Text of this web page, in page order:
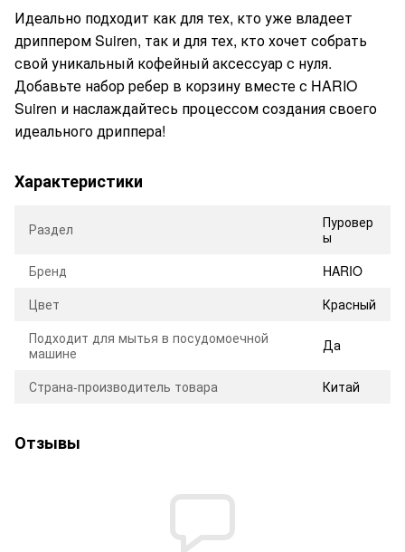
Идеально подходит как для тех, кто уже владеет
дриппером Suiren, так и для тех, кто хочет собрать
свой уникальный кофейный аксессуар с нуля.
Добавьте набор ребер в корзину вместе с HARIO
Suiren и наслаждайтесь процессом создания своего
идеального дриппера!
Характеристики
Раздел
Пуровер
ы
Бренд
HARIO
Цвет
Красный
Подходит для мытья в посудомоечной
машине
Да
Страна-производитель товара Китай
Отзывы